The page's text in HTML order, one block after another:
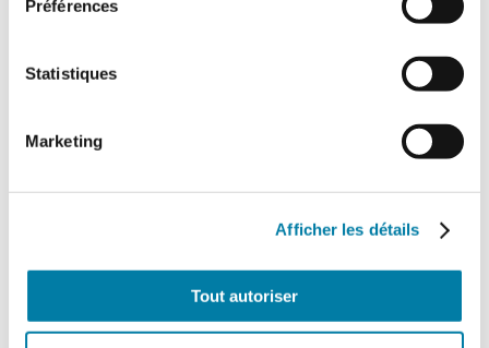
Préférences
Statistiques
Marketing
Afficher les détails
Tout autoriser
l’épreuve des nouveaux risques